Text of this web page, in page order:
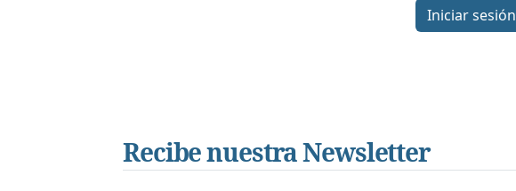
Iniciar sesión
Recibe nuestra Newsletter